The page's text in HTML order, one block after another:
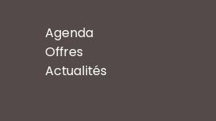
Agenda
Offres
Actualités